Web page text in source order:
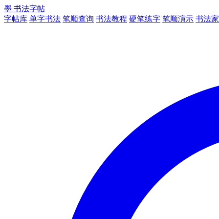
墨 书法字帖
字帖库 单字书法 笔顺查询 书法教程 硬笔练字 笔顺演示 书法家